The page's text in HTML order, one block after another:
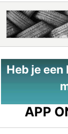
Heb je
APP